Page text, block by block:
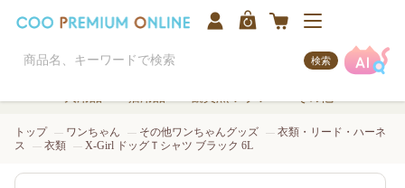
検索
トップ ワンちゃん その他ワンちゃんグッズ
衣類・リード・ハーネ
ス
衣類 X-Girl ドッグＴシャツ ブラック 6L